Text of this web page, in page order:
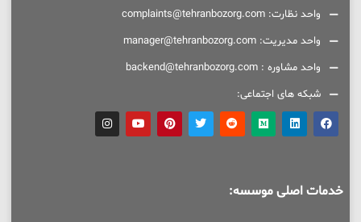
واحد نظارت: complaints@tehranbozorg.com
واحد مدیریت: manager@tehranbozorg.com
واحد مشاوره : backend@tehranbozorg.com
شبکه های اجتماعی:
خدمات اصلی موسسه: